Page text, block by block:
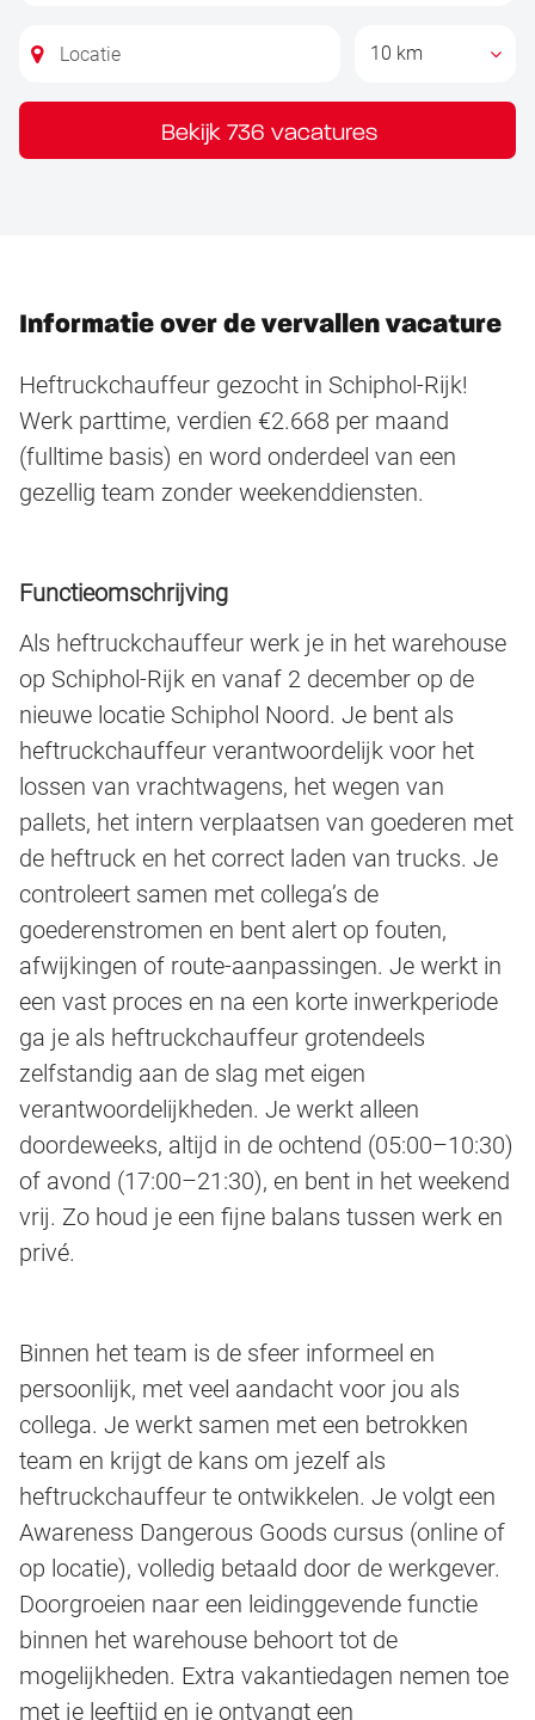
10 km
Bekijk 736 vacatures
Informatie over de vervallen vacature
Heftruckchauffeur gezocht in Schiphol-Rijk!
Werk parttime, verdien €2.668 per maand
(fulltime basis) en word onderdeel van een
gezellig team zonder weekenddiensten.
Functieomschrijving
Als heftruckchauffeur werk je in het warehouse
op Schiphol-Rijk en vanaf 2 december op de
nieuwe locatie Schiphol Noord. Je bent als
heftruckchauffeur verantwoordelijk voor het
lossen van vrachtwagens, het wegen van
pallets, het intern verplaatsen van goederen met
de heftruck en het correct laden van trucks. Je
controleert samen met collega’s de
goederenstromen en bent alert op fouten,
afwijkingen of route-aanpassingen. Je werkt in
een vast proces en na een korte inwerkperiode
ga je als heftruckchauffeur grotendeels
zelfstandig aan de slag met eigen
verantwoordelijkheden. Je werkt alleen
doordeweeks, altijd in de ochtend (05:00–10:30)
of avond (17:00–21:30), en bent in het weekend
vrij. Zo houd je een fijne balans tussen werk en
privé.
Binnen het team is de sfeer informeel en
persoonlijk, met veel aandacht voor jou als
collega. Je werkt samen met een betrokken
team en krijgt de kans om jezelf als
heftruckchauffeur te ontwikkelen. Je volgt een
Awareness Dangerous Goods cursus (online of
op locatie), volledig betaald door de werkgever.
Doorgroeien naar een leidinggevende functie
binnen het warehouse behoort tot de
mogelijkheden. Extra vakantiedagen nemen toe
met je leeftijd en je ontvangt een